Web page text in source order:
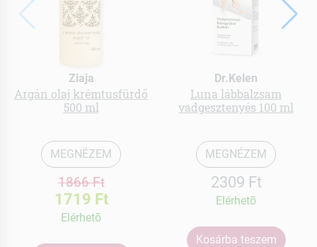
Ziaja
Argán olaj krémtusfürdő
500 ml
MEGNÉZEM
1866 Ft
1719 Ft
Elérhetõ
Dr.Kelen
Luna lábbalzsam
vadgesztenyés 100 ml
MEGNÉZEM
2309 Ft
Elérhetõ
Kosárba teszem